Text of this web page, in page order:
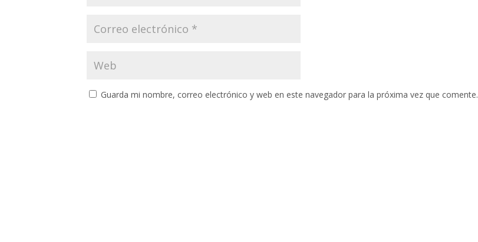
Guarda mi nombre, correo electrónico y web en este navegador para la próxima vez que comente.